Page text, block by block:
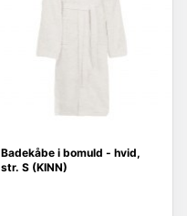
Badekåbe i bomuld - hvid,
str. S (KINN)